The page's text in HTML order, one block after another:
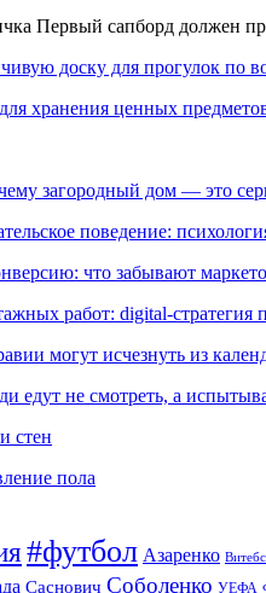
Первый сапборд должен
доску для прогулок по
хранения ценных
загородный дом — это
поведение:
что забывают
работ: digital-стратегия
могут исчезнуть из
едут не смотреть, а
стен
пола
#футбол Азаренко
Саснович Соболенко УЕФА